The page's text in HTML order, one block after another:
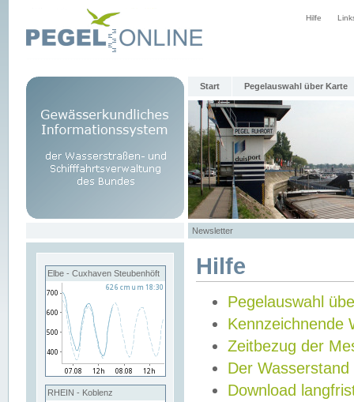
Hilfe
Start Pegelauswahl über Karte
Newsletter
Elbe - Cuxhaven Steubenhöft
RHEIN - Koblenz
Hilfe
Pegelauswahl
Kennzeichnende
Zeitbezug der
Der Wasserstand
Download